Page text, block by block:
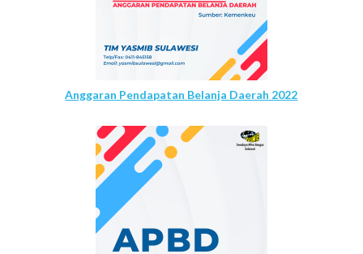
Anggaran Pendapatan Belanja Daerah 2022